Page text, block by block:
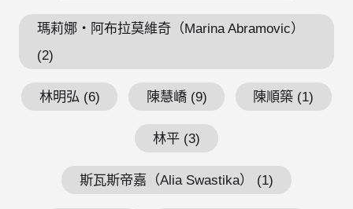
瑪莉娜・阿布拉莫維奇（Marina Abramovic）
(2)
林明弘 (6) 陳慧嶠 (9) 陳順築 (1)
林平 (3)
斯瓦斯帝嘉（Alia Swastika） (1)